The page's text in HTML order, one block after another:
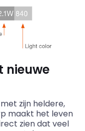
nieuwe
zijn heldere,
maakt het leven
zien dat veel